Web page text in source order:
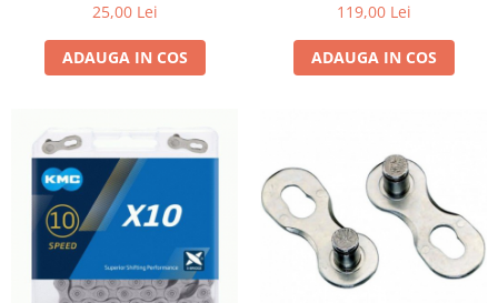
25,00 Lei
ADAUGA IN COS
119,00 Lei
ADAUGA IN COS